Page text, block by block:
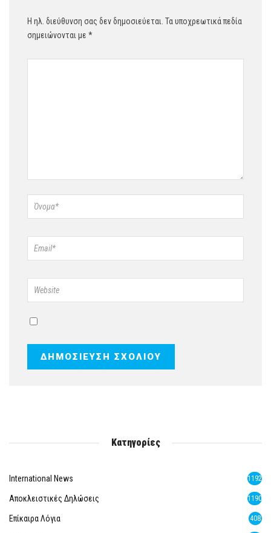
Η ηλ. διεύθυνση σας δεν δημοσιεύεται. Τα υποχρεωτικά πεδία
σημειώνονται με *
Κατηγορίες
International News 1192
Αποκλειστικές Δηλώσεις 1190
Επίκαιρα Λόγια 408